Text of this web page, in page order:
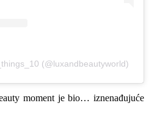
(@luxandbeautyworld)
moment je bio… iznenađujuće